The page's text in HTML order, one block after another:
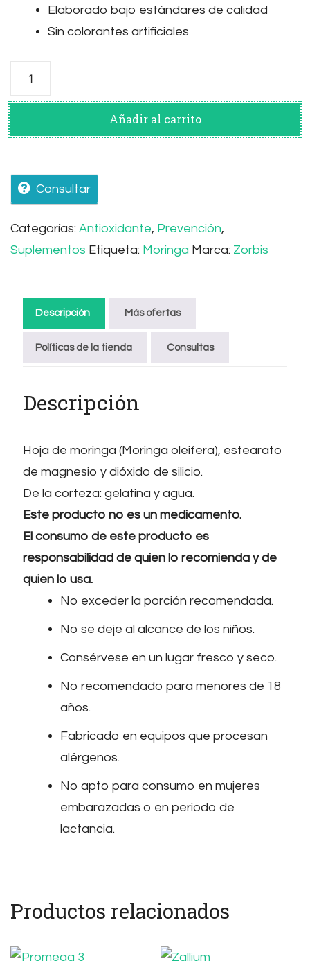
Elaborado bajo estándares de calidad
Sin colorantes artificiales
Caps
Añadir al carrito
Consultar
Categorías: Antioxidante, Prevención,
Suplementos Etiqueta: Moringa Marca: Zorbis
Descripción Más ofertas
Políticas de la tienda Consultas
Descripción
Hoja de moringa (Moringa oleifera), estearato
de magnesio y dióxido de silicio.
De la corteza: gelatina y agua.
Este producto no es un medicamento.
El consumo de este producto es
responsabilidad de quien lo recomienda y de
quien lo usa.
No exceder la porción recomendada.
No se deje al alcance de los niños.
Consérvese en un lugar fresco y seco.
No recomendado para menores de 18
años.
Fabricado en equipos que procesan
alérgenos.
No apto para consumo en mujeres
embarazadas o en periodo de
lactancia.
Productos relacionados